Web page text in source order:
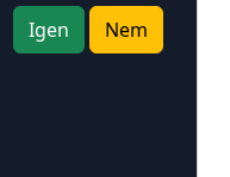
Igen
Nem